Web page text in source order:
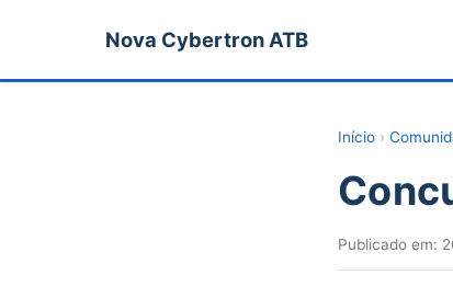
Nova Cybertron ATB
Início ›
Publicado em: